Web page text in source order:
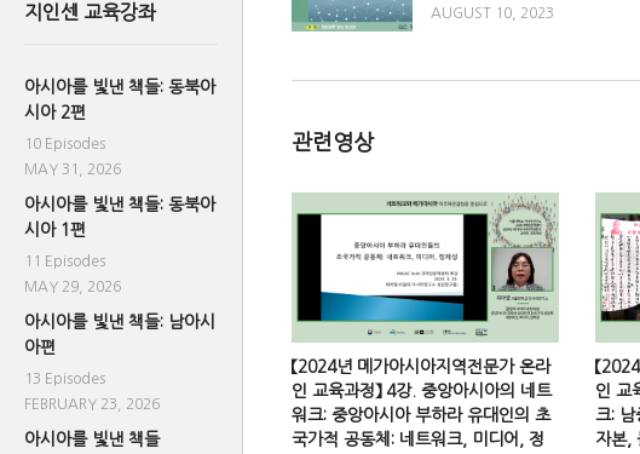
지인센 교육강좌
아시아를 빛낸 책들: 동북아
시아 2편
10 Episodes
MAY 31, 2026
아시아를 빛낸 책들: 동북아
시아 1편
11 Episodes
MAY 29, 2026
아시아를 빛낸 책들: 남아시
아편
13 Episodes
FEBRUARY 23, 2026
아시아를 빛낸 책들
AUGUST 10, 2023
관련영상
【2024년 메가아시아지역전문가 온라
인 교육과정】 4강. 중앙아시아의 네트
워크: 중앙아시아 부하라 유대인의 초
국가적 공동체: 네트워크, 미디어, 정
【
인 교
크: 남
자본,